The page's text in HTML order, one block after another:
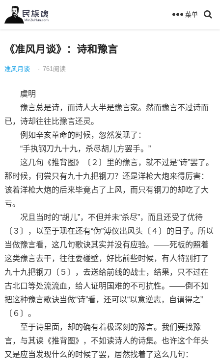
菜单
《准风月谈》：诗和豫言
准风月谈 · 761 阅读
虞明
豫言总是诗，而诗人大半是豫言家。然而豫言不过诗而
已，诗却往往比豫言还灵。
例如辛亥革命的时候，忽然发现了：
“手执钢刀九十九，杀尽胡儿方罢手。”
这几句《推背图》〔２〕里的豫言，就不过是“诗”罢了。
那时候，何尝只有九十九把钢刀？还是洋枪大炮来得厉害：
该着洋枪大炮的后来毕竟占了上风，而只有钢刀的却吃了大
亏。
况且当时的“胡儿”，不但并未“杀尽”，而且还受了优待
〔３〕，以至于现在还有“伪”溥仪出风头〔４〕的日子。所以
当做豫言看，这几句歌诀其实并没有应验。——死板的照着
这类豫言去干，往往要碰壁，好比前些时候，有人特别打了
九十九把钢刀〔５〕，去送给前线的战士，结果，只不过在
古北口等处流流血，给人证明国难的不可抗性。——倒不如
把这种豫言歌诀当做“诗”看，还可以“以意逆志，自谓得之”
〔６〕。
至于诗里面，却的确有着极深刻的豫言。我们要找豫
言，与其读《推背图》，不如读诗人的诗集。也许这个年头
又是应当发现什么的时候了罢，居然找着了这么几句：